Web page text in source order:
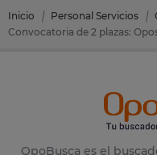
Inicio Personal Servicios
OpoBusca es el